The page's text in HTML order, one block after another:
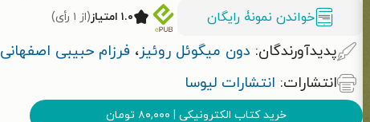
خواندن نمونۀ رایگان ۱.۰ امتیاز (از ۱ رأی)
پدیدآورندگان: دون میگوئل روئ‍ی‍ز‌، فرزام حبیبی اصفهانی
انتشارات: انتشارات لیوسا
خرید کتاب الکترونیکی | ۸۰,۰۰۰ تومان